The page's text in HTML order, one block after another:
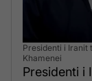
Presidenti i Iranit
Khamenei
Presidenti i